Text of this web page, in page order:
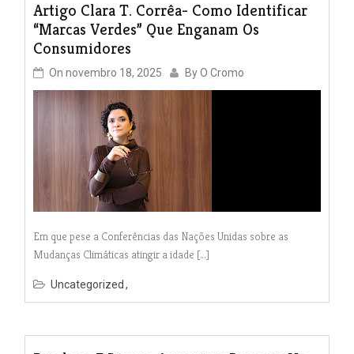
Artigo Clara T. Corrêa- Como Identificar
“Marcas Verdes” Que Enganam Os
Consumidores
On novembro 18, 2025 ByO Cromo
Em que pese a Conferências das Nações Unidas sobre as
Mudanças Climáticas atingir a idade […]
Uncategorized